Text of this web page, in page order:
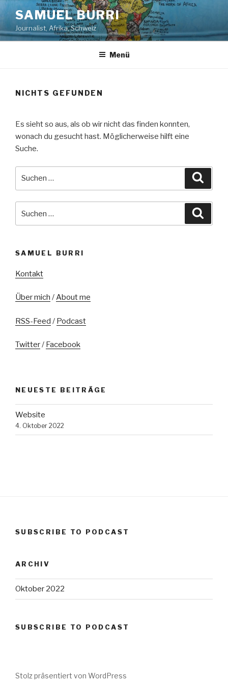
Zum
Inhalt
springen
SAMUEL BURRI
Journalist, Afrika, Schweiz
Menü
NICHTS GEFUNDEN
Es sieht so aus, als ob wir nicht das finden konnten,
wonach du gesucht hast. Möglicherweise hilft eine
Suche.
nach:
SAMUEL BURRI
Kontakt
Über mich /About me
RSS-Feed / Podcast
Twitter/ Facebook
NEUESTE BEITRÄGE
Website
4. Oktober 2022
SUBSCRIBE TO PODCAST
ARCHIV
Oktober 2022
SUBSCRIBE TO PODCAST
Stolz präsentiert von WordPress